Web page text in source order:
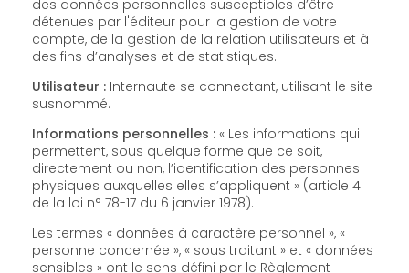
des données personnelles susceptibles d’être
détenues par l'éditeur pour la gestion de votre
compte, de la gestion de la relation utilisateurs et à
des fins d’analyses et de statistiques.
Utilisateur : Internaute se connectant, utilisant le site
susnommé.
Informations personnelles : « Les informations qui
permettent, sous quelque forme que ce soit,
directement ou non, l’identification des personnes
physiques auxquelles elles s’appliquent » (article 4
de la loi n° 78-17 du 6 janvier 1978).
Les termes « données à caractère personnel », «
personne concernée », « sous traitant » et « données
sensibles » ont le sens défini par le Règlement